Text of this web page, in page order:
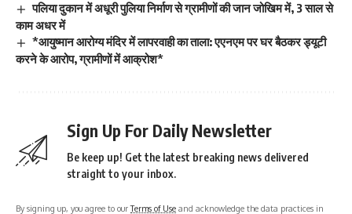
पलिया दुकान में अधूरी पुलिया निर्माण से ग्रामीणों की जान जोखिम में, 3 साल से
काम अधर में
*आयुष्मान आरोग्य मंदिर में लापरवाही का ताला: एएनएम पर घर बैठकर ड्यूटी
करने के आरोप, ग्रामीणों में आक्रोश*
Sign Up For Daily Newsletter
Be keep up! Get the latest breaking news delivered
straight to your inbox.
By signing up, you agree to ourTerms of Use and acknowledge the data practices in